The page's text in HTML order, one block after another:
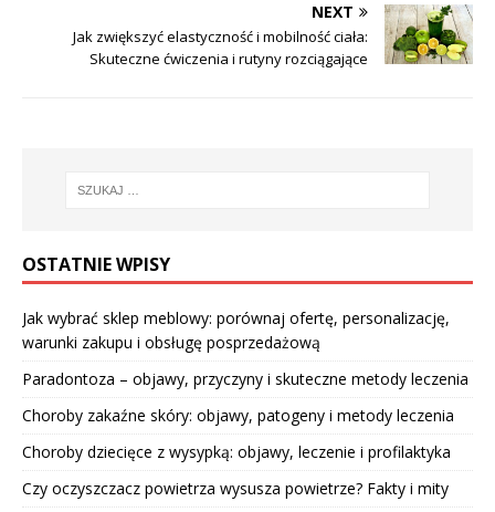
NEXT
Jak zwiększyć elastyczność i mobilność ciała:
Skuteczne ćwiczenia i rutyny rozciągające
OSTATNIE WPISY
Jak wybrać sklep meblowy: porównaj ofertę, personalizację,
warunki zakupu i obsługę posprzedażową
Paradontoza – objawy, przyczyny i skuteczne metody leczenia
Choroby zakaźne skóry: objawy, patogeny i metody leczenia
Choroby dziecięce z wysypką: objawy, leczenie i profilaktyka
Czy oczyszczacz powietrza wysusza powietrze? Fakty i mity